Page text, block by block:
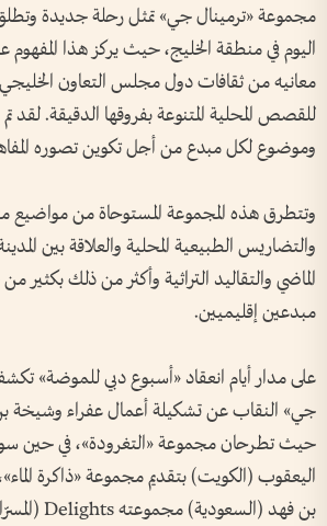
مجموعة «ترمينال جي» تمثل رحلة جديدة
اليوم في منطقة الخليج، حيث يركز هذا المفهوم
معانيه من ثقافات دول مجلس التعاون
للقصص المحلية المتنوعة بفروقها الدقيقة. لقد
وموضوع لكل مبدع من أجل تكوين تصوره
وتتطرق هذه المجموعة المستوحاة من
والتضاريس الطبيعية المحلية والعلاقة بين
الماضي والتقاليد التراثية وأكثر من ذلك
مبدعين إقليميين.
على مدار أيام انعقاد «أسبوع دبي للموضة»
جي» النقاب عن تشكيلة أعمال عفراء وشيخة
حيث تطرحان مجموعة «التغرودة»، في حين
اليعقوب (الكويت) بتقديم مجموعة «ذاكرة
بن فهد (السعودية) مجموعته Delights (المسرّات).